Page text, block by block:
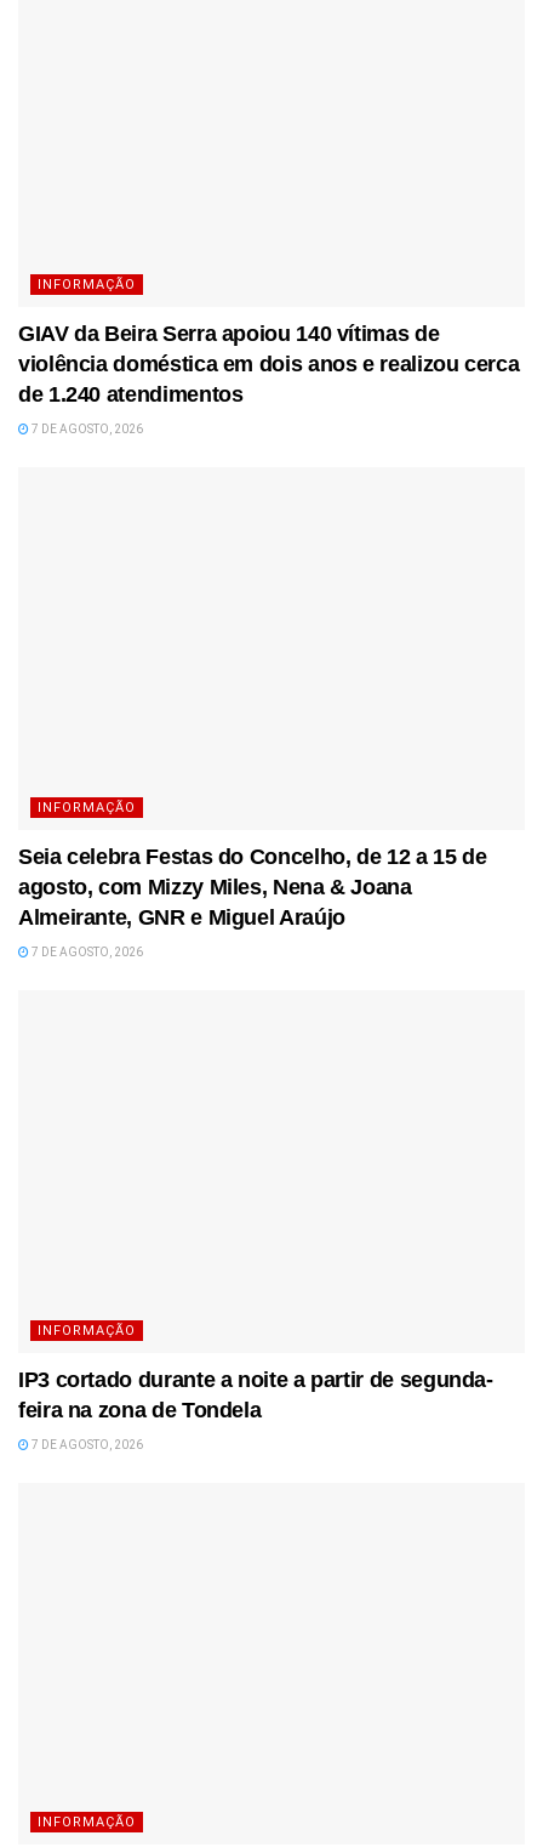
INFORMAÇÃO
GIAV da Beira Serra apoiou 140 vítimas de
violência doméstica em dois anos e realizou cerca
de 1.240 atendimentos
7 DE AGOSTO, 2026
INFORMAÇÃO
Seia celebra Festas do Concelho, de 12 a 15 de
agosto, com Mizzy Miles, Nena & Joana
Almeirante, GNR e Miguel Araújo
7 DE AGOSTO, 2026
INFORMAÇÃO
IP3 cortado durante a noite a partir de segunda-
feira na zona de Tondela
7 DE AGOSTO, 2026
INFORMAÇÃO